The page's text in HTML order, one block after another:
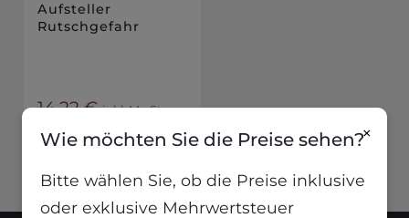
×
Wie möchten Sie die Preise sehen?
Bitte wählen Sie, ob die Preise inklusive
oder exklusive Mehrwertsteuer
Aufsteller
Rutschgefahr
14,22€ inkl. MwSt